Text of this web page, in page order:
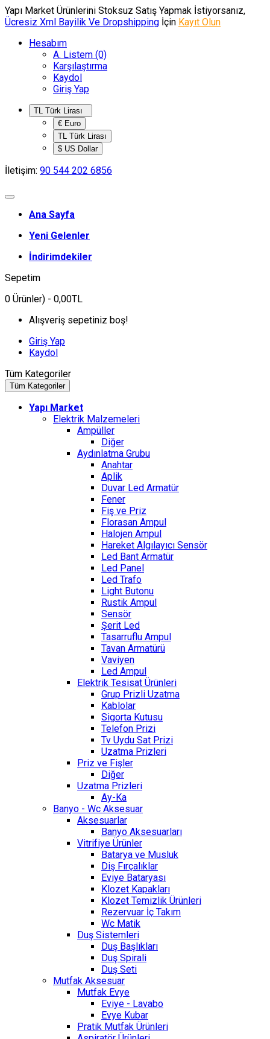
Yapı Market Ürünlerini Stoksuz Satış Yapmak İstiyorsanız,
Ücresiz Xml Bayilik Ve Dropshipping İçin Kayıt Olun
Hesabım
A. Listem (0)
Karşılaştırma
Kaydol
Giriş Yap
€ Euro
TL Türk Lirası
$ US Dollar
İletişim: 90 544 202 6856
Ana Sayfa
Yeni Gelenler
İndirimdekiler
Sepetim
0 Ürünler) - 0,00TL
Alışveriş sepetiniz boş!
Giriş Yap
Kaydol
Tüm Kategoriler
Tüm Kategoriler
Yapı Market
Elektrik Malzemeleri
Ampüller
Diğer
Aydınlatma Grubu
Anahtar
Aplik
Duvar Led Armatür
Fener
Fiş ve Priz
Florasan Ampul
Halojen Ampul
Hareket Algılayıcı Sensör
Led Bant Armatür
Led Panel
Led Trafo
Light Butonu
Rustik Ampul
Sensör
Şerit Led
Tasarruflu Ampul
Tavan Armatürü
Vaviyen
Led Ampul
Elektrik Tesisat Ürünleri
Grup Prizli Uzatma
Kablolar
Sigorta Kutusu
Telefon Prizi
Tv Uydu Sat Prizi
Uzatma Prizleri
Priz ve Fişler
Diğer
Uzatma Prizleri
Ay-Ka
Banyo - Wc Aksesuar
Aksesuarlar
Banyo Aksesuarları
Vitrifiye Ürünler
Batarya ve Musluk
Diş Fırçalıklar
Eviye Bataryası
Klozet Kapakları
Klozet Temizlik Ürünleri
Rezervuar İç Takım
Wc Matik
Duş Sistemleri
Duş Başlıkları
Duş Spirali
Duş Seti
Mutfak Aksesuar
Mutfak Evye
Eviye - Lavabo
Evye Kubar
Pratik Mutfak Ürünleri